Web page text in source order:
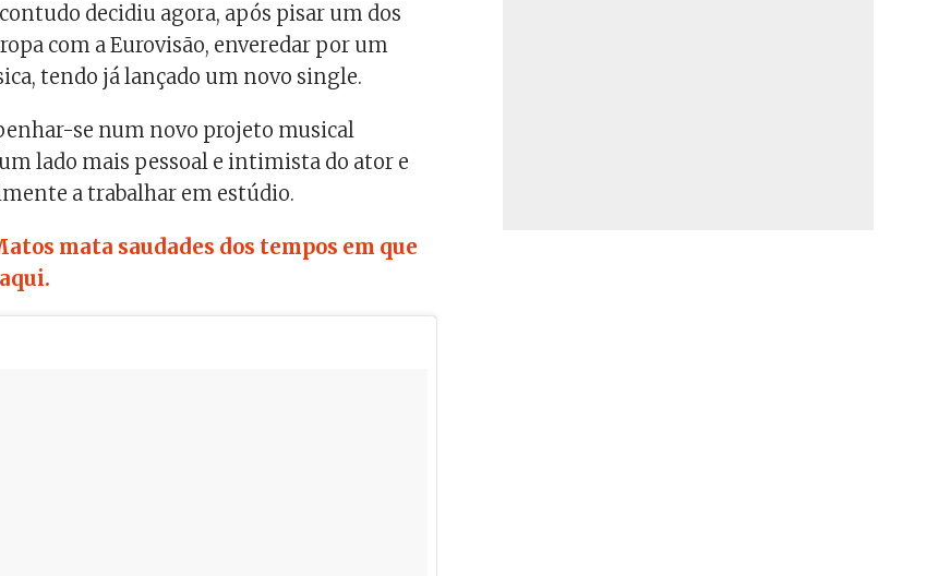
decidiu agora, após pisar um dos
com a Eurovisão, enveredar por um
tendo já lançado um novo single.
se num novo projeto musical
lado mais pessoal e intimista do ator e
a trabalhar em estúdio.
mata saudades dos tempos em que